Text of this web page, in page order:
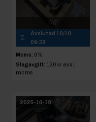
Avslutad 10/10
09:38
Moms: 0%
Slagavgift: 120 kr exkl.
moms
2025-10-10